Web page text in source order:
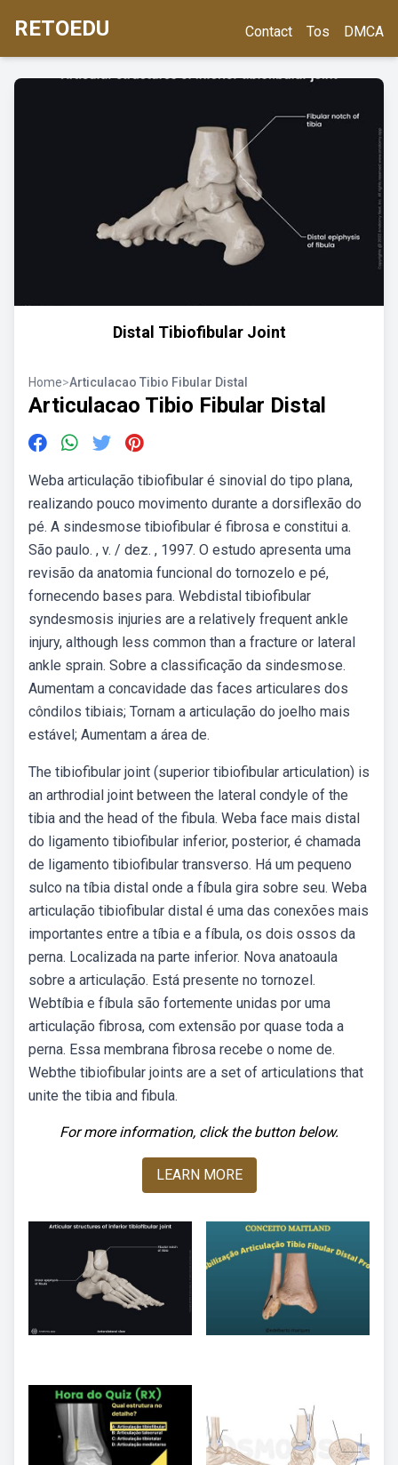
RETOEDU Contact Tos DMCA
Distal Tibiofibular Joint
Home>Articulacao Tibio Fibular Distal
Articulacao Tibio Fibular Distal
Weba articulação tibiofibular é sinovial do tipo plana,
realizando pouco movimento durante a dorsiflexão do
pé. A sindesmose tibiofibular é fibrosa e constitui a.
São paulo. , v. / dez. , 1997. O estudo apresenta uma
revisão da anatomia funcional do tornozelo e pé,
fornecendo bases para. Webdistal tibiofibular
syndesmosis injuries are a relatively frequent ankle
injury, although less common than a fracture or lateral
ankle sprain. Sobre a classificação da sindesmose.
Aumentam a concavidade das faces articulares dos
côndilos tibiais; Tornam a articulação do joelho mais
estável; Aumentam a área de.
The tibiofibular joint (superior tibiofibular articulation) is
an arthrodial joint between the lateral condyle of the
tibia and the head of the fibula. Weba face mais distal
do ligamento tibiofibular inferior, posterior, é chamada
de ligamento tibiofibular transverso. Há um pequeno
sulco na tíbia distal onde a fíbula gira sobre seu. Weba
articulação tibiofibular distal é uma das conexões mais
importantes entre a tíbia e a fíbula, os dois ossos da
perna. Localizada na parte inferior. Nova anatoaula
sobre a articulação. Está presente no tornozel.
Webtíbia e fíbula são fortemente unidas por uma
articulação fibrosa, com extensão por quase toda a
perna. Essa membrana fibrosa recebe o nome de.
Webthe tibiofibular joints are a set of articulations that
unite the tibia and fibula.
For more information, click the button below.
LEARN MORE